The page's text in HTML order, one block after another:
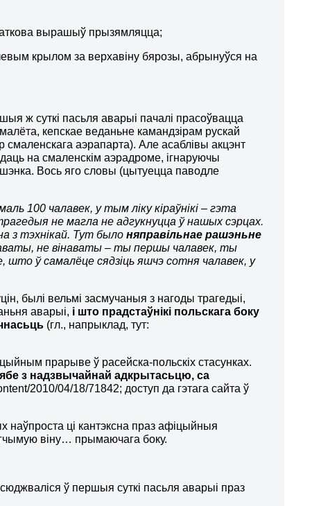
вырашыў прызямляцца;
крылом за верхавіну бярозы, абрынуўся на
ж суткі пасьля аварыі пачалі прасоўвацца
кепскае веданьне камандзірам рускай
аэрапарта). Але асаблівы акцэнт
на смаленскім аэрадроме, ігнаруючы
Вось яго словы (цытуецца паводле
100 чалавек, у тым ліку кіраўнікі – гэта
не магла не адгукнуцца ў нашых сэрцах.
з тэхнікай. Тут былоняправільнае рашэньне
не вінаваты – ты першы чалавек, ты
што ў самалёце сядзіць яшчэ сотня чалавек, у
былі вельмі засмучаныя з нагоды трагедыі,
аварыі, і што прадстаўнікі польскага боку
(гл., напрыклад, тут:
прарыве ў расейска-польскіх стасунках.
з надзвычайнай адкрытасьцю, са
2010/04/18/71842; доступ да гэтага сайта ў
наўпроста ці кантэксна праз афіцыйныя
віну… прымаючага боку.
ў першыя суткі пасьля аварыі праз